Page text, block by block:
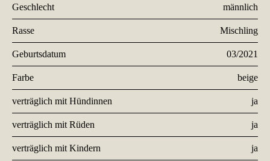
Geschlecht männlich
Rasse Mischling
Geburtsdatum 03/2021
Farbe beige
verträglich mit Hündinnen ja
verträglich mit Rüden ja
verträglich mit Kindern ja